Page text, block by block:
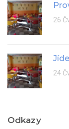
26
24
Odkazy